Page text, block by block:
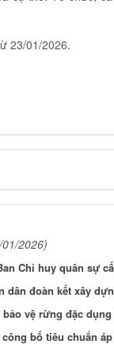
23/01/2026.
2026)
Chỉ huy quân sự
dân đoàn kết xây
vệ rừng đặc dụng
bố tiêu chuẩn